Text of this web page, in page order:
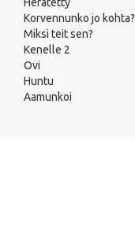
Korvennunko jo kohta?
Miksi teit sen?
Kenelle 2
Ovi
Huntu
Aamunkoi